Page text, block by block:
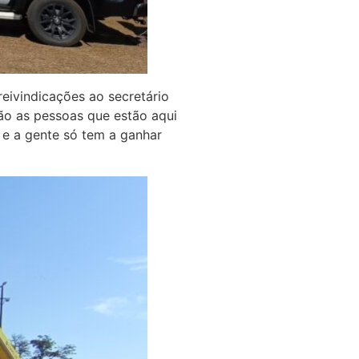
ao secretário
as pessoas que estão aqui
a gente só tem a ganhar